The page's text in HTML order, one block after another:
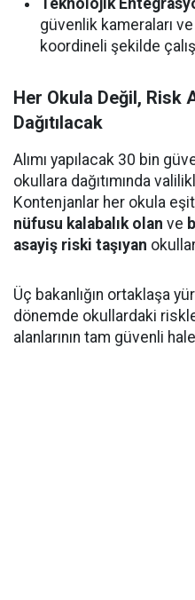
Teknolojik
güvenlik kameraları
koordineli şekilde
Her Okula Değil, Risk
Dağıtılacak
Alımı yapılacak 30 bin
okullara dağıtımında
Kontenjanlar her okula eşit
nüfusu kalabalık olan ve
asayiş riski taşıyan
Üç bakanlığın ortaklaşa
dönemde okullardaki
alanlarının tam güvenli